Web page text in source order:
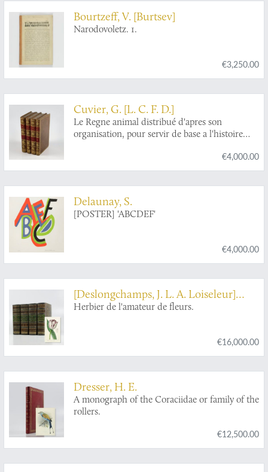
Bourtzeff, V. [Burtsev]
Narodovoletz. 1.
€3,250.00
Cuvier, G. [L. C. F. D.]
Le Regne animal distribué d'apres son
organisation, pour servir de base a l'histoire
l'anatomie comparée. Avec figures, dessinées
d'après nature.
€4,000.00
Delaunay, S.
[POSTER] 'ABCDEF'
€4,000.00
[Deslongchamps, J. L. A. Loiseleur]
[AND] [P. A. J.] Drapiez
Herbier de l'amateur de fleurs.
€16,000.00
Dresser, H. E.
A monograph of the Coraciidae or family of the
rollers.
€12,500.00